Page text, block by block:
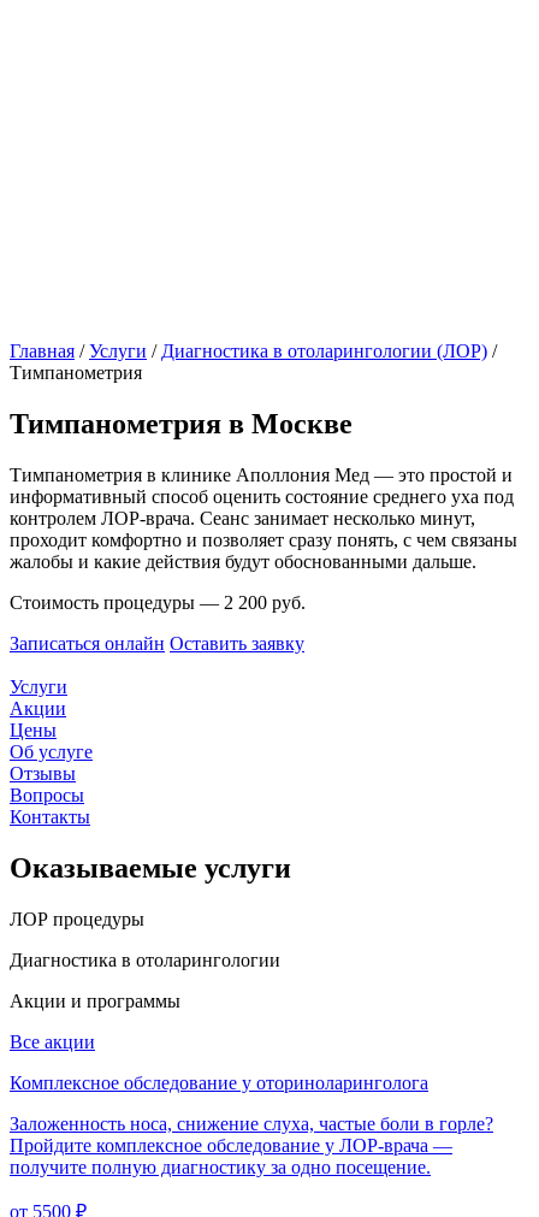
Главная /Услуги / Диагностика в отоларингологии (ЛОР) /
Тимпанометрия
Тимпанометрия в Москве
Тимпанометрия в клинике Аполлония Мед — это простой и
информативный способ оценить состояние среднего уха под
контролем ЛОР-врача. Сеанс занимает несколько минут,
проходит комфортно и позволяет сразу понять, с чем связаны
жалобы и какие действия будут обоснованными дальше.
Стоимость процедуры — 2 200 руб.
Записаться онлайн Оставить заявку
Услуги
Акции
Цены
Об услуге
Отзывы
Вопросы
Контакты
Оказываемые услуги
ЛОР процедуры
Диагностика в отоларингологии
Акции и программы
Все акции
Комплексное обследование у оториноларинголога
Заложенность носа, снижение слуха, частые боли в горле?
Пройдите комплексное обследование у ЛОР-врача —
получите полную диагностику за одно посещение.
от 5500 ₽